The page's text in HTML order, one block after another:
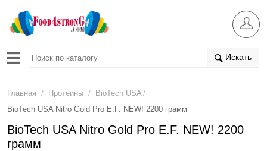
Искать
Главная / Протеины / BioTech USA/
BioTech USA Nitro Gold Pro E.F. NEW! 2200 грамм
BioTech USA Nitro Gold Pro E.F. NEW! 2200
грамм